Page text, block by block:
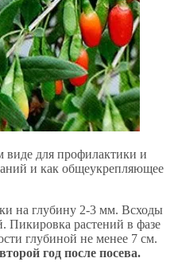
для профилактики и
и как общеукрепляющее
на глубину 2-3 мм. Всходы
Пикировка растений в фазе
глубиной не менее 7 см.
год после посева.